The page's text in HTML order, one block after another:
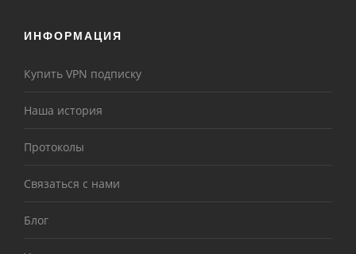
ИНФОРМАЦИЯ
Купить VPN подписку
Наша история
Протоколы
Связаться с нами
Блог